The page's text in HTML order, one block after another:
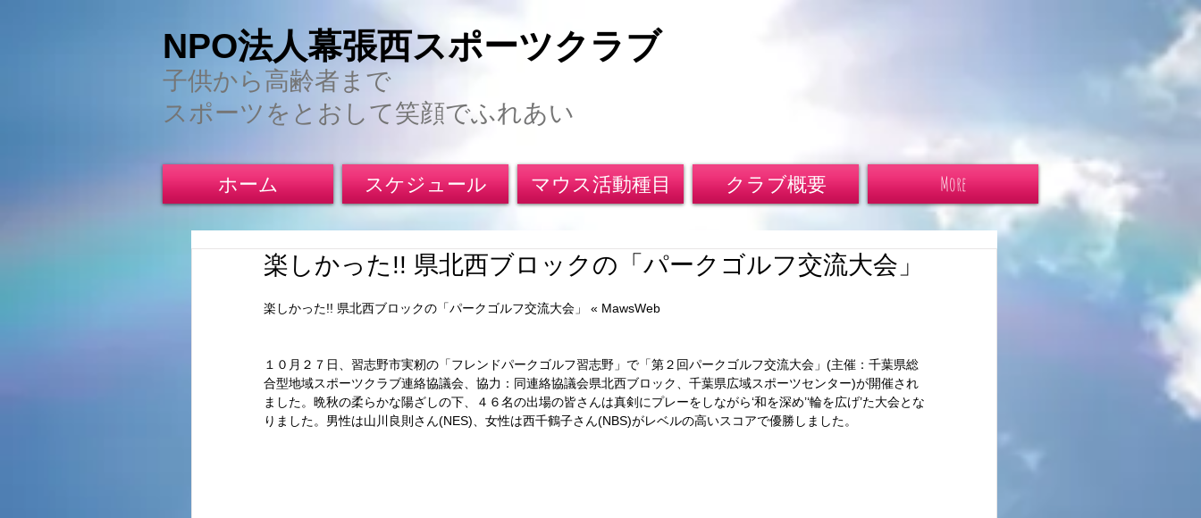
NPO法人幕張西スポーツクラブ
子供から高齢者まで
スポーツをとおして笑顔でふれあい
ホーム スケジュール マウス活動種目 クラブ概要 More
楽しかった!! 県北西ブロックの「パークゴルフ交流大会」
楽しかった!! 県北西ブロックの「パークゴルフ交流大会」 « MawsWeb
１０月２７日、習志野市実籾の「フレンドパークゴルフ習志野」で「第２回パークゴルフ交流大会」(主催：千葉県総
合型地域スポーツクラブ連絡協議会、協力：同連絡協議会県北西ブロック、千葉県広域スポーツセンター)が開催され
ました。晩秋の柔らかな陽ざしの下、４６名の出場の皆さんは真剣にプレーをしながら‘和を深め’‘輪を広げ’た大会とな
りました。男性は山川良則さん(NES)、女性は西千鶴子さん(NBS)がレベルの高いスコアで優勝しました。